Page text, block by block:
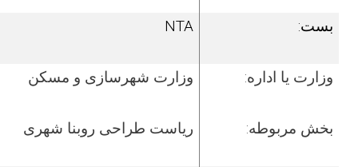
بست: NTA
وزارت یا اداره:
بخش مربوطه:
وزارت شهرسازی و مسکن
ریاست طراحی روبنا شهری